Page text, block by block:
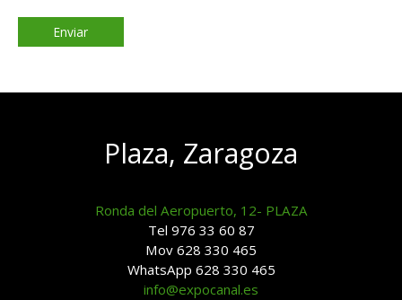
Plaza, Zaragoza
Ronda del Aeropuerto, 12- PLAZA
Tel 976 33 60 87
Mov 628 330 465
WhatsApp 628 330 465
info@expocanal.es